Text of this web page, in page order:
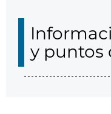
y puntos